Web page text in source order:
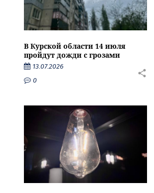
В Курской области 14 июля
пройдут дожди с грозами
13.07.2026
0